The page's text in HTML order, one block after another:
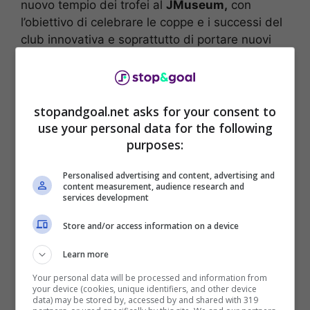
nuovo tempio dei trofei al JMuseum, con
l’obiettivo di celebrare le coppe e i successi del
club innovativa e soprattutto di portare nuovi
presente all’inaugurazione del nuovo museo
della Juventus e ha parlato proprio del futuro
stopandgoal.net asks for your consent to
use your personal data for the following
purposes:
Personalised advertising and content, advertising and
content measurement, audience research and
services development
Store and/or access information on a device
Learn more
Your personal data will be processed and information from
your device (cookies, unique identifiers, and other device
data) may be stored by, accessed by and shared with 319